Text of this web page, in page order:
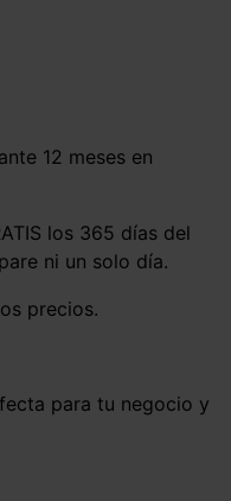
12 meses en
los 365 días del
ni un solo día.
precios.
para tu negocio y